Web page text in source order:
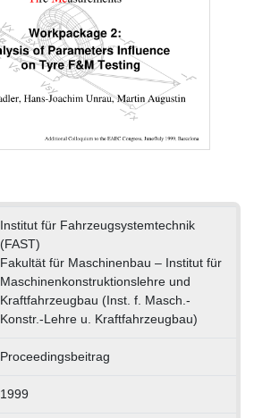
Institut für Fahrzeugsystemtechnik
(FAST)
Fakultät für Maschinenbau – Institut für
Maschinenkonstruktionslehre und
Kraftfahrzeugbau (Inst. f. Masch.-
Konstr.-Lehre u. Kraftfahrzeugbau)
Proceedingsbeitrag
1999